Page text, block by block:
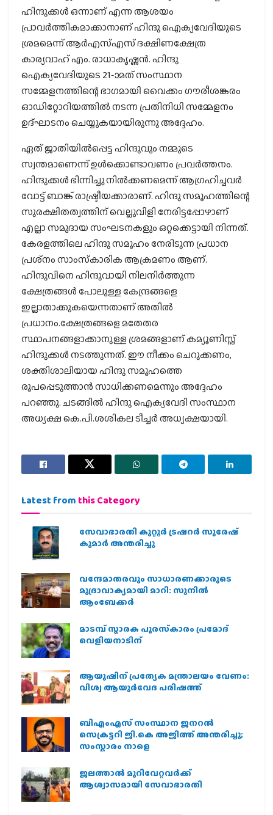
ഹിന്ദുക്കള്‍ ഒന്നാണ് എന്ന ആശയം
പ്രാവര്‍ത്തികമാക്കാനാണ് ഹിന്ദു ഐക്യവേദിയുടെ
ശ്രമമെന്ന് ആര്‍എസ്എസ് ദക്ഷിണക്ഷേത്ര
കാര്യവാഹ് എം. രാധാകൃഷ്ണന്‍. ഹിന്ദു
ഐക്യവേദിയുടെ 21-ാമത് സംസ്ഥാന
സമ്മേളനത്തിന്റെ ഭാഗമായി വൈക്കം ഗൗരീശങ്കരം
ഓഡിറ്റോറിയത്തില്‍ നടന്ന പ്രതിനിധി സമ്മേളനം
ഉദ്ഘാടനം ചെയ്യുകയായിരുന്നു അദ്ദേഹം.
ഏത് ജാതിയില്‍പ്പെട്ട ഹിന്ദുവും നമ്മുടെ
സ്വന്തമാണെന്ന് ഉള്‍ക്കൊണ്ടാവണം പ്രവര്‍ത്തനം.
ഹിന്ദുക്കള്‍ ഭിന്നിച്ചു നില്‍ക്കണമെന്ന് ആഗ്രഹിച്ചവര്‍
വോട്ട് ബാങ്ക് രാഷ്ട്രീയക്കാരാണ്. ഹിന്ദു സമൂഹത്തിന്റെ
സുരക്ഷിതത്വത്തിന് വെല്ലുവിളി നേരിട്ടപ്പോഴാണ്
എല്ലാ സമുദായ സംഘടനകളും ഒറ്റക്കെട്ടായി നിന്നത്.
കേരളത്തിലെ ഹിന്ദു സമൂഹം നേരിടുന്ന പ്രധാന
പ്രശ്‌നം സാംസ്‌കാരിക ആക്രമണം ആണ്.
ഹിന്ദുവിനെ ഹിന്ദുവായി നിലനിര്‍ത്തുന്ന
ക്ഷേത്രങ്ങള്‍ പോലുള്ള കേന്ദ്രങ്ങളെ
ഇല്ലാതാക്കുകയെന്നതാണ് അതില്‍
പ്രധാനം.ക്ഷേത്രങ്ങളെ മതേതര
സ്ഥാപനങ്ങളാക്കാനുള്ള ശ്രമങ്ങളാണ് കമ്യൂണിസ്റ്റ്
ഹിന്ദുക്കള്‍ നടത്തുന്നത്. ഈ നീക്കം ചെറുക്കണം,
ശക്തിശാലിയായ ഹിന്ദു സമൂഹത്തെ
രൂപപ്പെടുത്താന്‍ സാധിക്കണമെന്നും അദ്ദേഹം
പറഞ്ഞു. ചടങ്ങില്‍ ഹിന്ദു ഐക്യവേദി സംസ്ഥാന
അധ്യക്ഷ കെ.പി.ശശികല ടീച്ചര്‍ അധ്യക്ഷയായി.
Latest from this Category
സേവാഭാരതി കുറ്റൂർ ട്രഷറർ സുരേഷ്
കുമാർ അന്തരിച്ചു
വന്ദേമാതരവും സാധാരണക്കാരുടെ
മുദ്രാവാക്യമായി മാറി: സുനിൽ
ആംബേക്കർ
മാടമ്പ് സ്മാരക പുരസ്‌കാരം പ്രമോദ്
വെളിയനാടിന്
ആയുഷിന് പ്രത്യേക മന്ത്രാലയം വേണം:
വിശ്വ ആയുര്‍വേദ പരിഷത്ത്
ബിഎംഎസ് സംസ്ഥാന ജനറൽ
സെക്രട്ടറി ജി.കെ അജിത്ത് അന്തരിച്ചു;
സംസ്കാരം നാളെ
ജലത്താല്‍ മുറിവേറ്റവര്‍ക്ക്
ആശ്വാസമായി സേവാഭാരതി